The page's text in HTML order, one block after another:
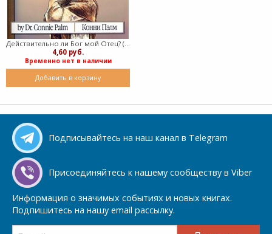
Действительно ли Бог мой Отец? (англ.-рус.) (Мягкий)
4,60 руб.
Временно нет в наличии
Добавить в корзину
Подписывайтесь на наш канал в Telegram
Присоединяйтесь к нашему сообществу в Viber
Информация о значимых событиях и новых книгах.
Подпишитесь на нашу email рассылку.